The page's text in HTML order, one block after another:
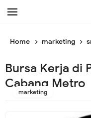
/*
Home marketing
Bursa Kerja di
Cabang Metro
marketing